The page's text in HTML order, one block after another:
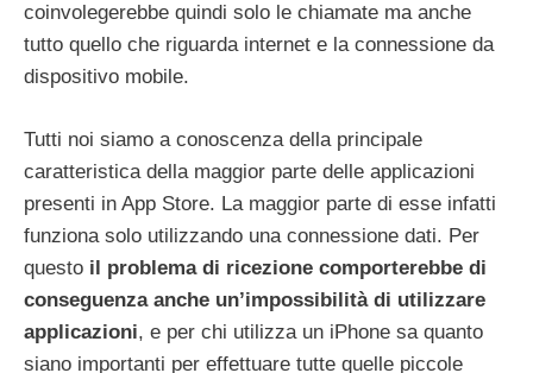
coinvolegerebbe quindi solo le chiamate ma anche
tutto quello che riguarda internet e la connessione da
dispositivo mobile.
Tutti noi siamo a conoscenza della principale
caratteristica della maggior parte delle applicazioni
presenti in App Store. La maggior parte di esse infatti
funziona solo utilizzando una connessione dati. Per
questo il problema di ricezione comporterebbe di
conseguenza anche un’impossibilità di utilizzare
applicazioni, e per chi utilizza un iPhone sa quanto
siano importanti per effettuare tutte quelle piccole